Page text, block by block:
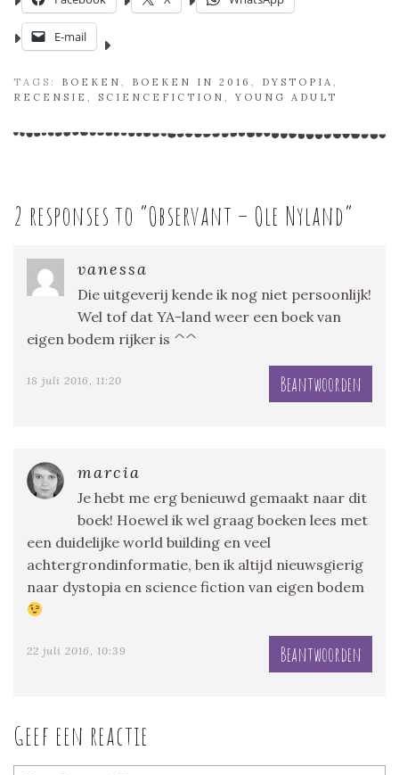
E-mail
TAGS: BOEKEN , BOEKEN IN 2016 , DYSTOPIA ,
RECENSIE , SCIENCEFICTION ,YOUNG ADULT
2 responses to “Observant – Ole Nyland”
vanessa
Die uitgeverij kende ik nog niet persoonlijk!
Wel tof dat YA-land weer een boek van
eigen bodem rijker is ^^
18 juli 2016, 11:20 Beantwoorden
marcia
Je hebt me erg benieuwd gemaakt naar dit
boek! Hoewel ik wel graag boeken lees met
een duidelijke world building en veel
achtergrondinformatie, ben ik altijd nieuwsgierig
naar dystopia en science fiction van eigen bodem
22 juli 2016, 10:39 Beantwoorden
Geef een reactie